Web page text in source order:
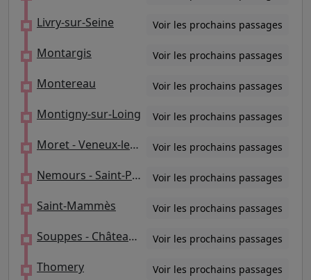
Livry-sur-Seine Voir les prochains passages
Montargis Voir les prochains passages
Montereau Voir les prochains passages
Montigny-sur-Loing Voir les prochains passages
Moret - Veneux-les-Sablons Voir les prochains passages
Nemours - Saint-Pierre Voir les prochains passages
Saint-Mammès Voir les prochains passages
Souppes - Château-Landon Voir les prochains passages
Thomery Voir les prochains passages